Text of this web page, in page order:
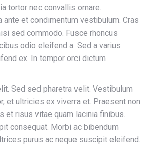
tortor nec convallis ornare.
ante et condimentum vestibulum. Cras
sed commodo. Fusce rhoncus
odio eleifend a. Sed a varius
ex. In tempor orci dictum
Sed sed pharetra velit. Vestibulum
et ultricies ex viverra et. Praesent non
et risus vitae quam lacinia finibus.
consequat. Morbi ac bibendum
purus ac neque suscipit eleifend.